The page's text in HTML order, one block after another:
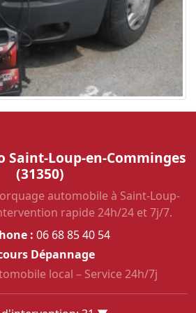
Saint-Loup-en-Comminges
(31350)
automobile à Saint-Loup-
rapide 24h/24 et 7j/7.
: 06 68 85 40 54
Dépannage
local – Service 24h/7j